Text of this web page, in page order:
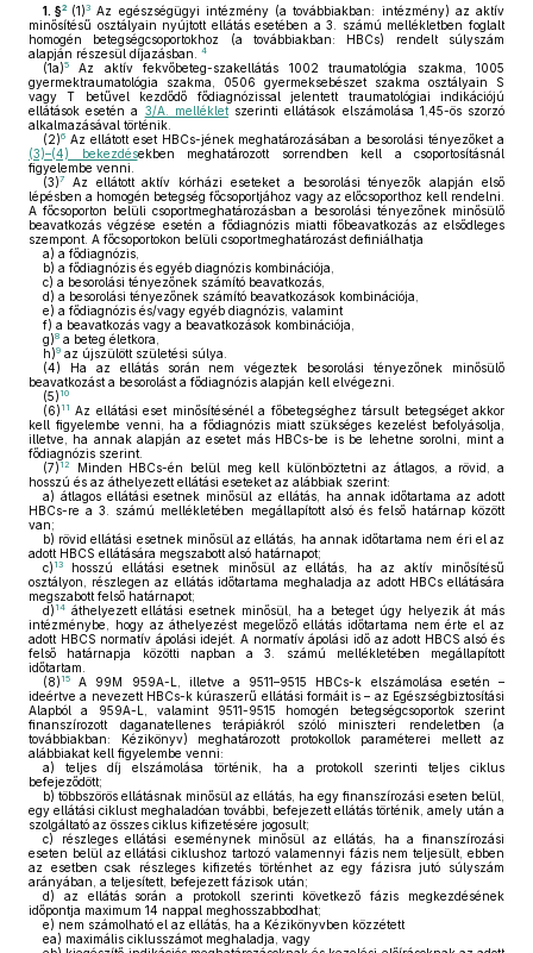
1. §2 (1)3 Az egészségügyi intézmény (a továbbiakban: intézmény) az aktív
minősítésű osztályain nyújtott ellátás esetében a 3. számú mellékletben foglalt
homogén betegségcsoportokhoz (a továbbiakban: HBCs) rendelt súlyszám
alapján részesül díjazásban.
4
(1a)5
Az aktív fekvőbeteg-szakellátás 1002 traumatológia szakma, 1005
gyermektraumatológia szakma, 0506 gyermeksebészet szakma osztályain S
vagy T betűvel kezdődő fődiagnózissal jelentett traumatológiai indikációjú
ellátások esetén a 3/A. mellékletszerinti ellátások elszámolása 1,45-ös szorzó
alkalmazásával történik.
(2)6 Az ellátott eset HBCs-jének meghatározásában a besorolási tényezőket a
(3)–(4) bekezdésekben meghatározott sorrendben kell a csoportosításnál
figyelembe venni.
(3)7
Az ellátott aktív kórházi eseteket a besorolási tényezők alapján első
lépésben a homogén betegség főcsoportjához vagy az előcsoporthoz kell rendelni.
A főcsoporton belüli csoportmeghatározásban a besorolási tényezőnek minősülő
beavatkozás végzése esetén a fődiagnózis miatti főbeavatkozás az elsődleges
szempont. A főcsoportokon belüli csoportmeghatározást definiálhatja
a) a fődiagnózis,
b) a fődiagnózis és egyéb diagnózis kombinációja,
c) a besorolási tényezőnek számító beavatkozás,
d) a besorolási tényezőnek számító beavatkozások kombinációja,
e) a fődiagnózis és/vagy egyéb diagnózis, valamint
f) a beavatkozás vagy a beavatkozások kombinációja,
g)8 a beteg életkora,
h)9 az újszülött születési súlya.
(4) Ha az ellátás során nem végeztek besorolási tényezőnek minősülő
beavatkozást a besorolást a fődiagnózis alapján kell elvégezni.
(5) 10
(6) 11 Az ellátási eset minősítésénél a főbetegséghez társult betegséget akkor
kell figyelembe venni, ha a fődiagnózis miatt szükséges kezelést befolyásolja,
illetve, ha annak alapján az esetet más HBCs-be is be lehetne sorolni, mint a
fődiagnózis szerint.
(7) 12
Minden HBCs-én belül meg kell különböztetni az átlagos, a rövid, a
hosszú és az áthelyezett ellátási eseteket az alábbiak szerint:
a) átlagos ellátási esetnek minősül az ellátás, ha annak időtartama az adott
HBCs-re a 3. számú mellékletében megállapított alsó és felső határnap között
van;
b) rövid ellátási esetnek minősül az ellátás, ha annak időtartama nem éri el az
adott HBCS ellátására megszabott alsó határnapot;
c) 13
hosszú ellátási esetnek minősül az ellátás, ha az aktív minősítésű
osztályon, részlegen az ellátás időtartama meghaladja az adott HBCs ellátására
megszabott felső határnapot;
d) 14 áthelyezett ellátási esetnek minősül, ha a beteget úgy helyezik át más
intézménybe, hogy az áthelyezést megelőző ellátás időtartama nem érte el az
adott HBCS normatív ápolási idejét. A normatív ápolási idő az adott HBCS alsó és
felső határnapja közötti napban a 3. számú mellékletében megállapított
időtartam.
(8) 15
A 99M 959A-L, illetve a 9511–9515 HBCs-k elszámolása esetén –
ideértve a nevezett HBCs-k kúraszerű ellátási formáit is – az Egészségbiztosítási
Alapból a 959A-L, valamint 9511-9515 homogén betegségcsoportok szerint
finanszírozott daganatellenes terápiákról szóló miniszteri rendeletben (a
továbbiakban: Kézikönyv) meghatározott protokollok paraméterei mellett az
alábbiakat kell figyelembe venni:
a) teljes díj elszámolása történik, ha a protokoll szerinti teljes ciklus
befejeződött;
b) többszörös ellátásnak minősül az ellátás, ha egy finanszírozási eseten belül,
egy ellátási ciklust meghaladóan további, befejezett ellátás történik, amely után a
szolgáltató az összes ciklus kifizetésére jogosult;
c) részleges ellátási eseménynek minősül az ellátás, ha a finanszírozási
eseten belül az ellátási ciklushoz tartozó valamennyi fázis nem teljesült, ebben
az esetben csak részleges kifizetés történhet az egy fázisra jutó súlyszám
arányában, a teljesített, befejezett fázisok után;
d) az ellátás során a protokoll szerinti következő fázis megkezdésének
időpontja maximum 14 nappal meghosszabbodhat;
e) nem számolható el az ellátás, ha a Kézikönyvben közzétett
ea) maximális ciklusszámot meghaladja, vagy